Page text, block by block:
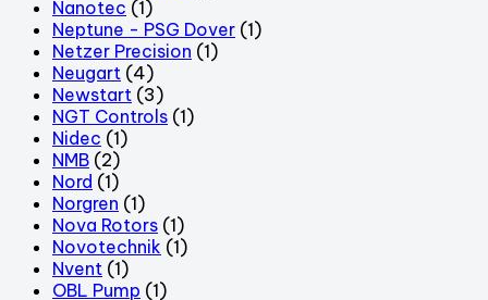
Nanotec (1)
Neptune - PSG Dover (1)
Netzer Precision (1)
Neugart (4)
Newstart (3)
NGT Controls (1)
Nidec (1)
NMB (2)
Nord (1)
Norgren (1)
Nova Rotors (1)
Novotechnik (1)
Nvent (1)
OBL Pump (1)